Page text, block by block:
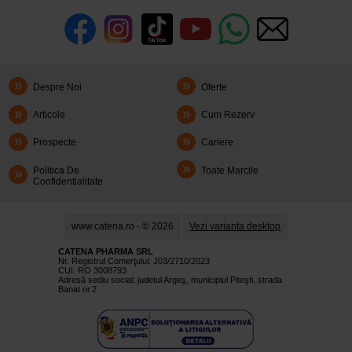
Despre Noi Oferte
Articole Cum Rezerv
Prospecte Cariere
Politica De
Confidentialitate
Toate Marcile
www.catena.ro - © 2026 Vezi varianta desktop
CATENA PHARMA SRL
Nr. Registrul Comerţului: J03/2710/2023
CUI: RO 3008793
Adresă sediu social: judetul Argeş, municipiul Piteşti, strada
Banat nr.2